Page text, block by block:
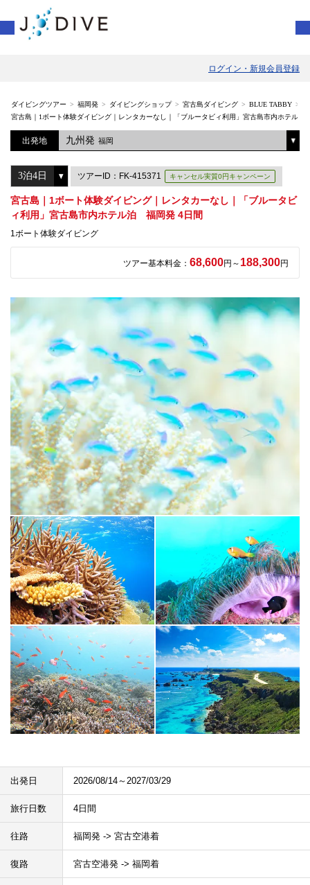
ログイン・新規会員登録
ダイビングツアー 福岡発 ダイビングショップ 宮古島ダイビング
BLUE TABBY
宮古島｜1ボート体験ダイビング｜レンタカーなし｜「ブルータビィ利用」宮古島市内ホテル
出発地 九州発 福岡
ツアーID：FK-415371 キャンセル実質0円キャンペーン
宮古島｜1ボート体験ダイビング｜レンタカーなし｜「ブルータビ
ィ利用」宮古島市内ホテル泊 福岡発 4日間
1ボート体験ダイビング
ツアー基本料金： 68,600円～ 188,300円
出発日 2026/08/14～2027/03/29
旅行日数 4日間
往路 福岡発 -> 宮古空港着
復路 宮古空港発 -> 福岡着